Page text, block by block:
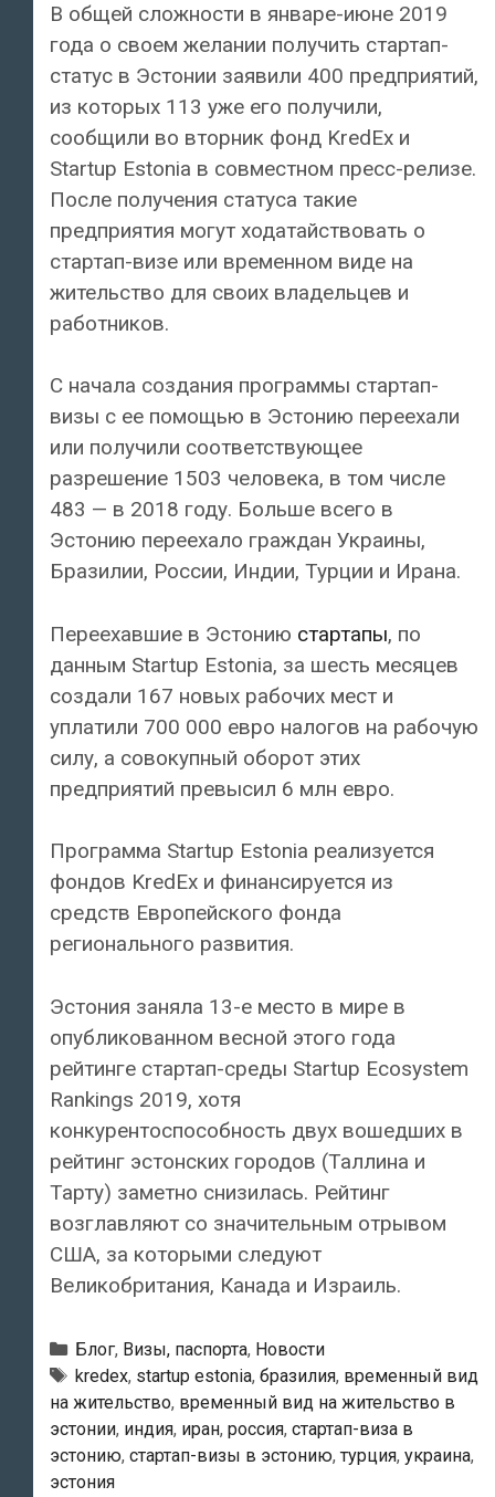
В общей сложности в январе-июне 2019
года о своем желании получить стартап-
статус в Эстонии заявили 400 предприятий,
из которых 113 уже его получили,
сообщили во вторник фонд KredEx и
Startup Estonia в совместном пресс-релизе.
После получения статуса такие
предприятия могут ходатайствовать о
стартап-визе или временном виде на
жительство для своих владельцев и
работников.
С начала создания программы стартап-
визы с ее помощью в Эстонию переехали
или получили соответствующее
разрешение 1503 человека, в том числе
483 — в 2018 году. Больше всего в
Эстонию переехало граждан Украины,
Бразилии, России, Индии, Турции и Ирана.
Переехавшие в Эстонию стартапы, по
данным Startup Estonia, за шесть месяцев
создали 167 новых рабочих мест и
уплатили 700 000 евро налогов на рабочую
силу, а совокупный оборот этих
предприятий превысил 6 млн евро.
Программа Startup Estonia реализуется
фондов KredEx и финансируется из
средств Европейского фонда
регионального развития.
Эстония заняла 13-е место в мире в
опубликованном весной этого года
рейтинге стартап-среды Startup Ecosystem
Rankings 2019, хотя
конкурентоспособность двух вошедших в
рейтинг эстонских городов (Таллина и
Тарту) заметно снизилась. Рейтинг
возглавляют со значительным отрывом
США, за которыми следуют
Великобритания, Канада и Израиль.
Рубрики
Блог, Визы, паспорта, Новости
Метки
kredex, startup estonia, бразилия, временный вид
на жительство, временный вид на жительство в
эстонии, индия, иран, россия, стартап-виза в
эстонию, стартап-визы в эстонию,турция, украина,
эстония